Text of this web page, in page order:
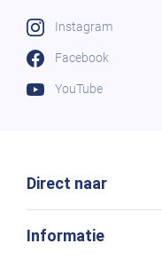
Direct naar
Informatie
Instagram
Facebook
YouTube